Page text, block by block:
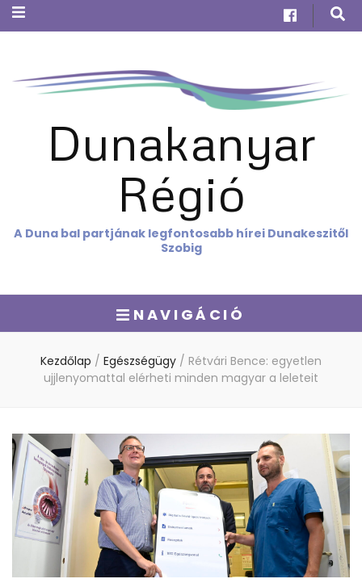
Dunakanyar
Régió
A Duna bal partjának legfontosabb hírei Dunakeszitől
Szobig
NAVIGÁCIÓ
Kezdőlap / Egészségügy / Rétvári Bence: egyetlen
ujjlenyomattal elérheti minden magyar a leleteit